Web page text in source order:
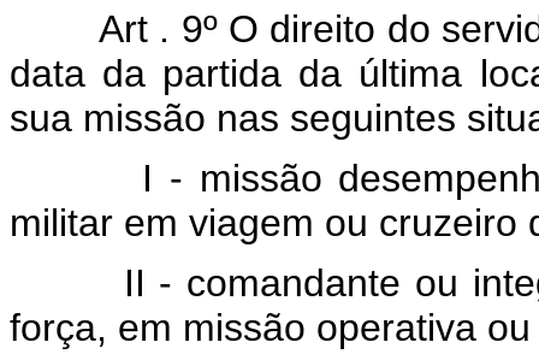
Art . 9º O direito do
data da partida da última
sua missão nas seguintes
I - missão
militar em viagem ou cruzeiro
II - comandante ou
força, em missão operativa